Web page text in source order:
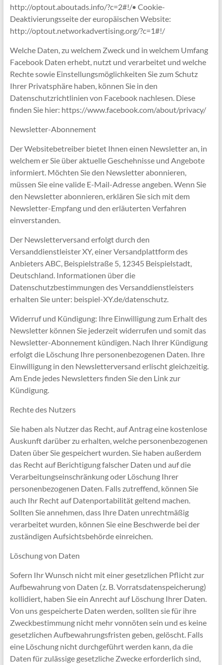
http://optout.aboutads.info/?c=2#!/• Cookie-
Deaktivierungsseite der europäischen Website:
http://optout.networkadvertising.org/?c=1#!/
Welche Daten, zu welchem Zweck und in welchem Umfang
Facebook Daten erhebt, nutzt und verarbeitet und welche
Rechte sowie Einstellungsmöglichkeiten Sie zum Schutz
Ihrer Privatsphäre haben, können Sie in den
Datenschutzrichtlinien von Facebook nachlesen. Diese
finden Sie hier: https://www.facebook.com/about/privacy/
Newsletter-Abonnement
Der Websitebetreiber bietet Ihnen einen Newsletter an, in
welchem er Sie über aktuelle Geschehnisse und Angebote
informiert. Möchten Sie den Newsletter abonnieren,
müssen Sie eine valide E-Mail-Adresse angeben. Wenn Sie
den Newsletter abonnieren, erklären Sie sich mit dem
Newsletter-Empfang und den erläuterten Verfahren
einverstanden.
Der Newsletterversand erfolgt durch den
Versanddienstleister XY, einer Versandplattform des
Anbieters ABC, Beispielstraße 5, 12345 Beispielstadt,
Deutschland. Informationen über die
Datenschutzbestimmungen des Versanddienstleisters
erhalten Sie unter: beispiel-XY.de/datenschutz.
Widerruf und Kündigung: Ihre Einwilligung zum Erhalt des
Newsletter können Sie jederzeit widerrufen und somit das
Newsletter-Abonnement kündigen. Nach Ihrer Kündigung
erfolgt die Löschung Ihre personenbezogenen Daten. Ihre
Einwilligung in den Newsletterversand erlischt gleichzeitig.
Am Ende jedes Newsletters finden Sie den Link zur
Kündigung.
Rechte des Nutzers
Sie haben als Nutzer das Recht, auf Antrag eine kostenlose
Auskunft darüber zu erhalten, welche personenbezogenen
Daten über Sie gespeichert wurden. Sie haben außerdem
das Recht auf Berichtigung falscher Daten und auf die
Verarbeitungseinschränkung oder Löschung Ihrer
personenbezogenen Daten. Falls zutreffend, können Sie
auch Ihr Recht auf Datenportabilität geltend machen.
Sollten Sie annehmen, dass Ihre Daten unrechtmäßig
verarbeitet wurden, können Sie eine Beschwerde bei der
zuständigen Aufsichtsbehörde einreichen.
Löschung von Daten
Sofern Ihr Wunsch nicht mit einer gesetzlichen Pflicht zur
Aufbewahrung von Daten (z. B. Vorratsdatenspeicherung)
kollidiert, haben Sie ein Anrecht auf Löschung Ihrer Daten.
Von uns gespeicherte Daten werden, sollten sie für ihre
Zweckbestimmung nicht mehr vonnöten sein und es keine
gesetzlichen Aufbewahrungsfristen geben, gelöscht. Falls
eine Löschung nicht durchgeführt werden kann, da die
Daten für zulässige gesetzliche Zwecke erforderlich sind,